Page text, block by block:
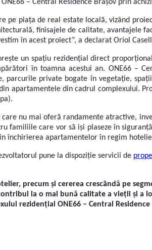
ONE66 – Central Residence Brașov prin
pe piața de real estate locală, vizând
finisajele de calitate, avantajele
în acest proiect”, a declarat Oriol
un spațiu rezidențial direct
în toamna acestui an. ONE66 –
private bogate în vegetație,
apartamentele din cadrul complexului.
nu mai oferă randamente atractive,
care vor să iși plaseze în
închirierea apartamentelor în regim
pune la dispoziție servicii de
precum și cererea crescândă pe
la o mai bună calitate a vieții și a
rezidențial ONE66 – Central Residence